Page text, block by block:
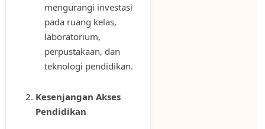
mengurangi investasi
pada ruang kelas,
laboratorium,
perpustakaan, dan
teknologi pendidikan.
Kesenjangan Akses
Pendidikan